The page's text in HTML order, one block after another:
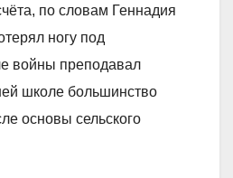
по словам Геннадия
ногу под
войны преподавал
школе большинство
основы сельского